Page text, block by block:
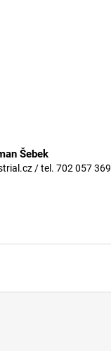
Šebek
/ tel. 702 057 369